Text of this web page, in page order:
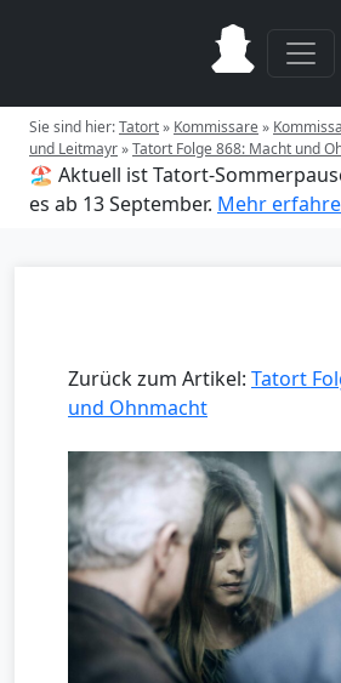
Sie sind hier:Tatort» Kommissare»
und Leitmayr»Tatort Folge 868: Macht und
🏖️ Aktuell ist Tatort-
es ab 13 September. Mehr
Zurück zum Artikel: Tatort
und Ohnmacht